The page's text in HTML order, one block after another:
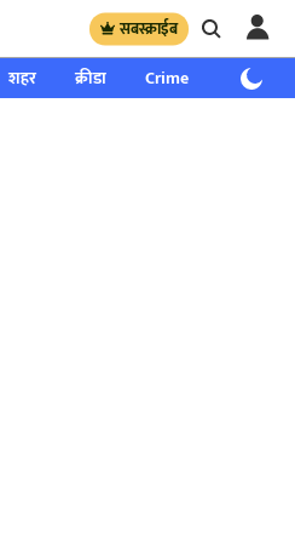
सबस्क्राईब
शहर क्रीडा Crime साप्ताहिक